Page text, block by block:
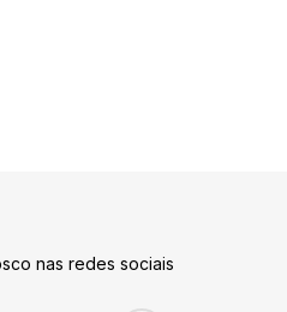
nas redes sociais